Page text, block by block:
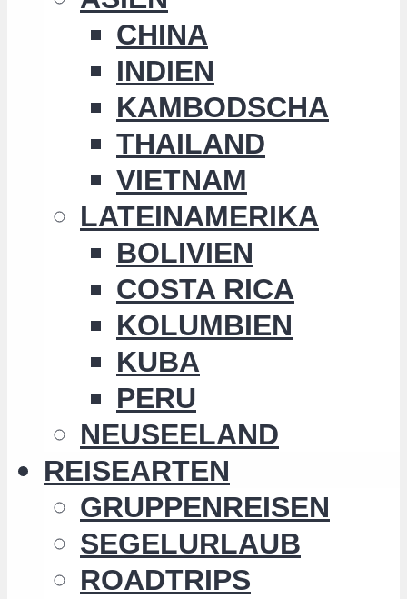
CHINA
INDIEN
KAMBODSCHA
THAILAND
VIETNAM
LATEINAMERIKA
BOLIVIEN
COSTA RICA
KOLUMBIEN
KUBA
PERU
NEUSEELAND
REISEARTEN
GRUPPENREISEN
SEGELURLAUB
ROADTRIPS